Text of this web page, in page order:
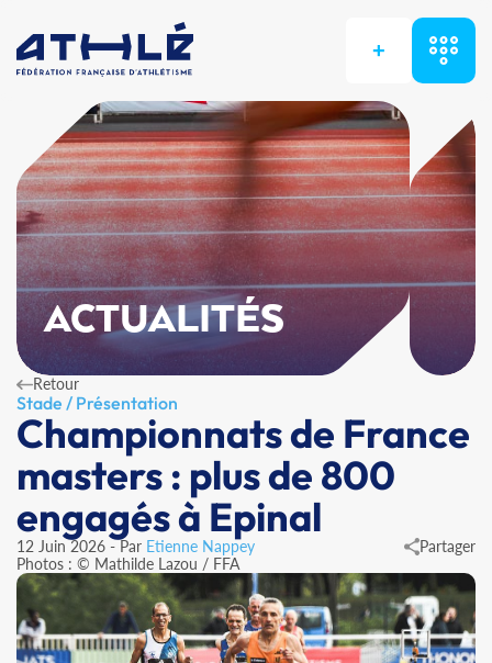
+
ACTUALITÉS
Retour
Stade / Présentation
Championnats de France
masters : plus de 800
engagés à Epinal
12 Juin 2026 - Par Etienne Nappey
Photos : © Mathilde Lazou / FFA
Partager